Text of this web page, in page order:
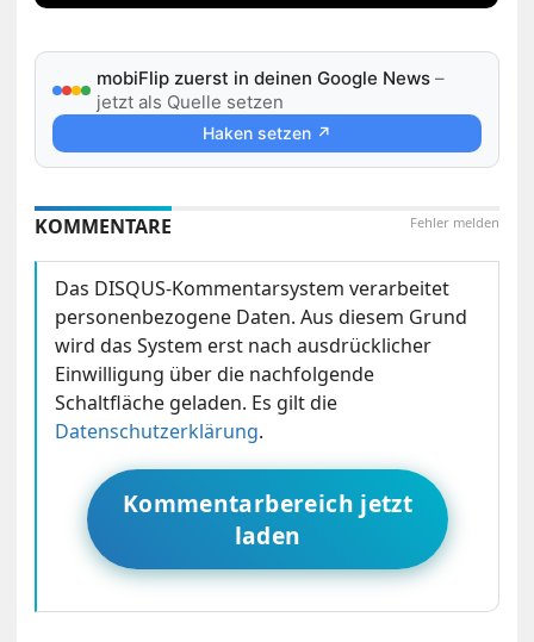
mobiFlip zuerst in deinen Google News –
jetzt als Quelle setzen
Haken setzen ↗
Fehler melden
KOMMENTARE
Das DISQUS-Kommentarsystem verarbeitet
personenbezogene Daten. Aus diesem Grund
wird das System erst nach ausdrücklicher
Einwilligung über die nachfolgende
Schaltfläche geladen. Es gilt die
Datenschutzerklärung.
Kommentarbereich jetzt
laden